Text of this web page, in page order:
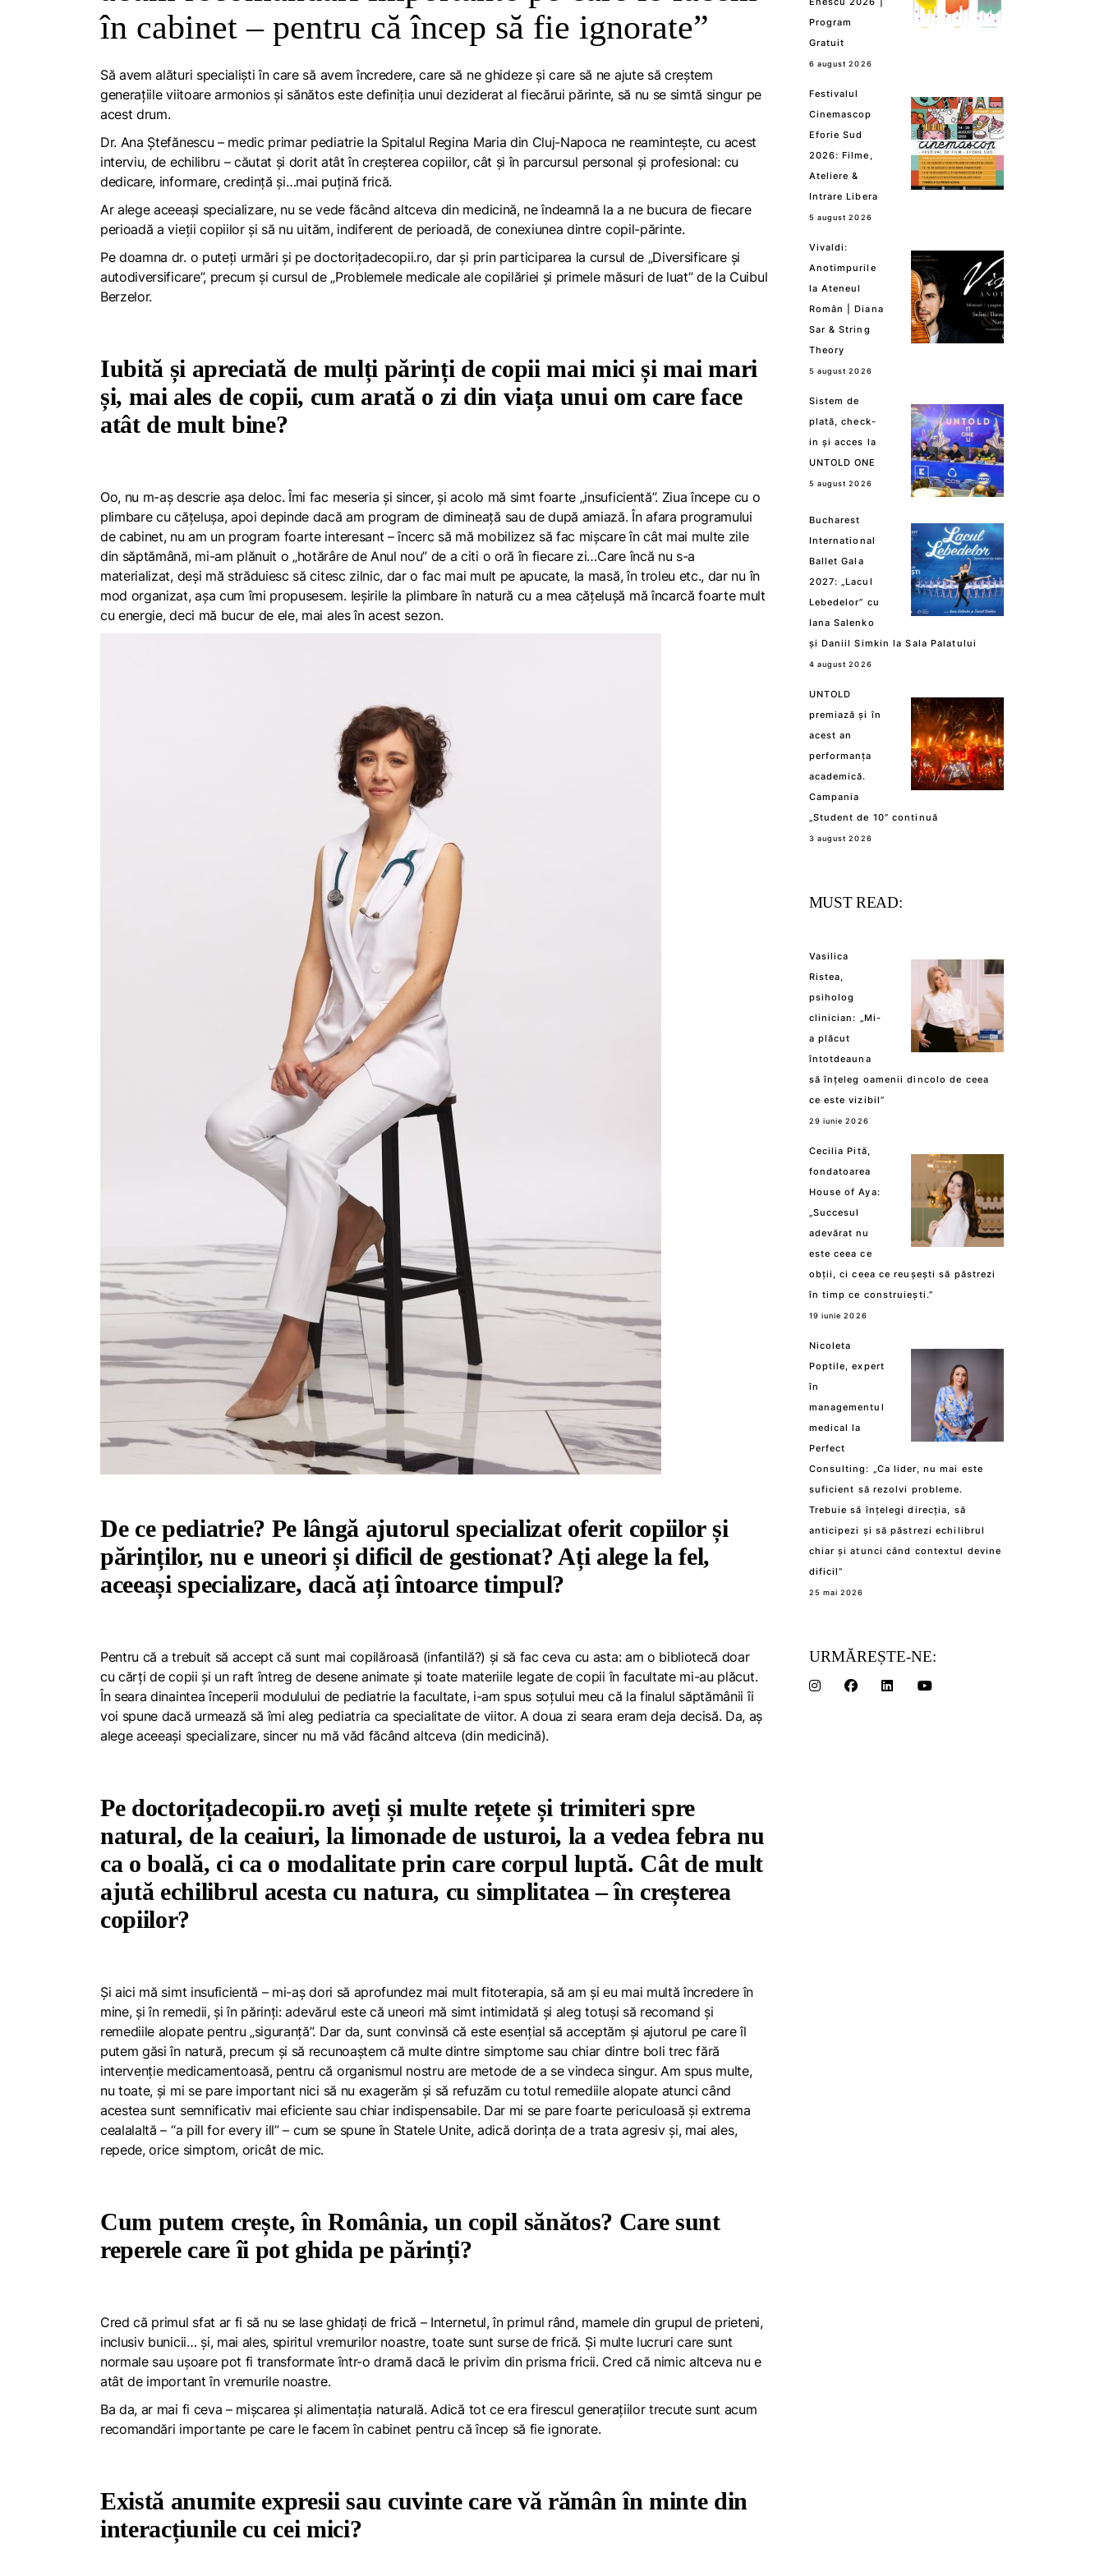
în cabinet – pentru că încep să fie ignorate”
Să avem alături specialiști în care să avem încredere, care să ne ghideze și care să ne ajute să creștem
generațiile viitoare armonios și sănătos este definiția unui deziderat al fiecărui părinte, să nu se simtă singur pe
acest drum.
Dr. Ana Ștefănescu – medic primar pediatrie la Spitalul Regina Maria din Cluj-Napoca ne reamintește, cu acest
interviu, de echilibru – căutat și dorit atât în creșterea copiilor, cât și în parcursul personal și profesional: cu
dedicare, informare, credință și…mai puțină frică.
Ar alege aceeași specializare, nu se vede făcând altceva din medicină, ne îndeamnă la a ne bucura de fiecare
perioadă a vieții copiilor și să nu uităm, indiferent de perioadă, de conexiunea dintre copil-părinte.
Pe doamna dr. o puteți urmări și pe doctorițadecopii.ro, dar și prin participarea la cursul de „Diversificare și
autodiversificare”, precum și cursul de „Problemele medicale ale copilăriei și primele măsuri de luat” de la Cuibul
Berzelor.
Iubită și apreciată de mulți părinți de copii mai mici și mai mari
și, mai ales de copii, cum arată o zi din viața unui om care face
atât de mult bine?
Oo, nu m-aș descrie așa deloc. Îmi fac meseria și sincer, și acolo mă simt foarte „insuficientă”. Ziua începe cu o
plimbare cu cățelușa, apoi depinde dacă am program de dimineață sau de după amiază. În afara programului
de cabinet, nu am un program foarte interesant – încerc să mă mobilizez să fac mișcare în cât mai multe zile
din săptămână, mi-am plănuit o „hotărâre de Anul nou” de a citi o oră în fiecare zi…Care încă nu s-a
materializat, deși mă străduiesc să citesc zilnic, dar o fac mai mult pe apucate, la masă, în troleu etc., dar nu în
mod organizat, așa cum îmi propusesem. Ieșirile la plimbare în natură cu a mea cățelușă mă încarcă foarte mult
cu energie, deci mă bucur de ele, mai ales în acest sezon.
De ce pediatrie? Pe lângă ajutorul specializat oferit copiilor și
părinților, nu e uneori și dificil de gestionat? Ați alege la fel,
aceeași specializare, dacă ați întoarce timpul?
Pentru că a trebuit să accept că sunt mai copilăroasă (infantilă?) și să fac ceva cu asta: am o bibliotecă doar
cu cărți de copii și un raft întreg de desene animate și toate materiile legate de copii în facultate mi-au plăcut.
În seara dinaintea începerii modulului de pediatrie la facultate, i-am spus soțului meu că la finalul săptămânii îi
voi spune dacă urmează să îmi aleg pediatria ca specialitate de viitor. A doua zi seara eram deja decisă. Da, aș
alege aceeași specializare, sincer nu mă văd făcând altceva (din medicină).
Pe doctorițadecopii.ro aveți și multe rețete și trimiteri spre
natural, de la ceaiuri, la limonade de usturoi, la a vedea febra nu
ca o boală, ci ca o modalitate prin care corpul luptă. Cât de mult
ajută echilibrul acesta cu natura, cu simplitatea – în creșterea
copiilor?
Și aici mă simt insuficientă – mi-aș dori să aprofundez mai mult fitoterapia, să am și eu mai multă încredere în
mine, și în remedii, și în părinți: adevărul este că uneori mă simt intimidată și aleg totuși să recomand și
remediile alopate pentru „siguranță”. Dar da, sunt convinsă că este esențial să acceptăm și ajutorul pe care îl
putem găsi în natură, precum și să recunoaștem că multe dintre simptome sau chiar dintre boli trec fără
intervenție medicamentoasă, pentru că organismul nostru are metode de a se vindeca singur. Am spus multe,
nu toate, și mi se pare important nici să nu exagerăm și să refuzăm cu totul remediile alopate atunci când
acestea sunt semnificativ mai eficiente sau chiar indispensabile. Dar mi se pare foarte periculoasă și extrema
cealalaltă – “a pill for every ill” – cum se spune în Statele Unite, adică dorința de a trata agresiv și, mai ales,
repede, orice simptom, oricât de mic.
Cum putem crește, în România, un copil sănătos? Care sunt
reperele care îi pot ghida pe părinți?
Cred că primul sfat ar fi să nu se lase ghidați de frică – Internetul, în primul rând, mamele din grupul de prieteni,
inclusiv bunicii… și, mai ales, spiritul vremurilor noastre, toate sunt surse de frică. Și multe lucruri care sunt
normale sau ușoare pot fi transformate într-o dramă dacă le privim din prisma fricii. Cred că nimic altceva nu e
atât de important în vremurile noastre.
Ba da, ar mai fi ceva – mișcarea și alimentația naturală. Adică tot ce era firescul generațiilor trecute sunt acum
recomandări importante pe care le facem în cabinet pentru că încep să fie ignorate.
Există anumite expresii sau cuvinte care vă rămân în minte din
interacțiunile cu cei mici?
Program
Gratuit
6 august 2026
Festivalul
Cinemascop
Eforie Sud
2026: Filme,
Ateliere &
Intrare Libera
5 august 2026
Vivaldi:
Anotimpurile
la Ateneul
Român | Diana
Sar & String
Theory
5 august 2026
Sistem de
plată, check-
in și acces la
UNTOLD ONE
5 august 2026
Bucharest
International
Ballet Gala
2027: „Lacul
Lebedelor” cu
Iana Salenko
și Daniil Simkin la Sala Palatului
4 august 2026
UNTOLD
premiază și în
acest an
performanța
academică.
Campania
„Student de 10” continuă
3 august 2026
MUST READ:
Vasilica
Ristea,
psiholog
clinician: „Mi-
a plăcut
întotdeauna
să înțeleg oamenii dincolo de ceea
ce este vizibil”
29 iunie 2026
Cecilia Pită,
fondatoarea
House of Aya:
„Succesul
adevărat nu
este ceea ce
obții, ci ceea ce reușești să păstrezi
în timp ce construiești.”
19 iunie 2026
Nicoleta
Poptile, expert
în
managementul
medical la
Perfect
Consulting: „Ca lider, nu mai este
suficient să rezolvi probleme.
Trebuie să înțelegi direcția, să
anticipezi și să păstrezi echilibrul
chiar și atunci când contextul devine
dificil”
25 mai 2026
URMĂREȘTE-NE: